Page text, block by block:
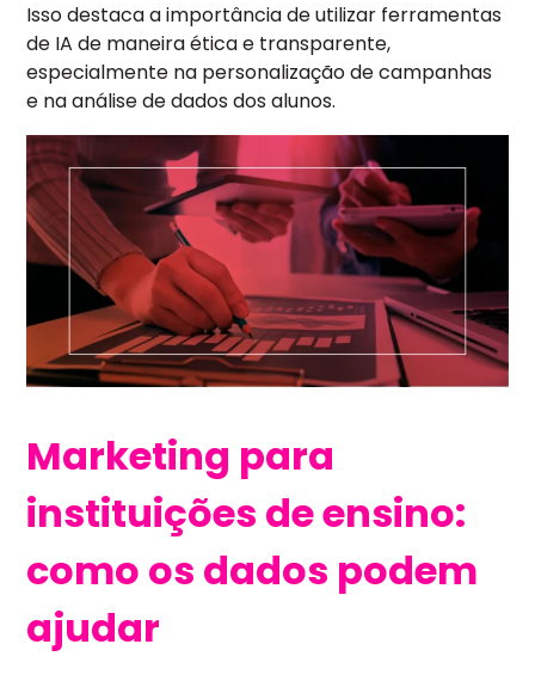
Isso destaca a importância de utilizar ferramentas
de IA de maneira ética e transparente,
especialmente na personalização de campanhas
e na análise de dados dos alunos.
Marketing para
instituições de ensino:
como os dados podem
ajudar